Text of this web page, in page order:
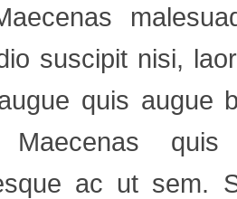
suscipit nisi,
quis augue
Maecenas
ac ut sem.